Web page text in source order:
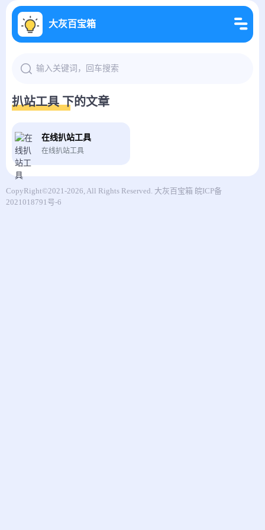
大灰百宝箱
扒站工具 下的文章
在线扒站工具
在线扒站工具
CopyRight©2021-2026, All Rights Reserved. 大灰百宝箱 皖ICP备
2021018791号-6